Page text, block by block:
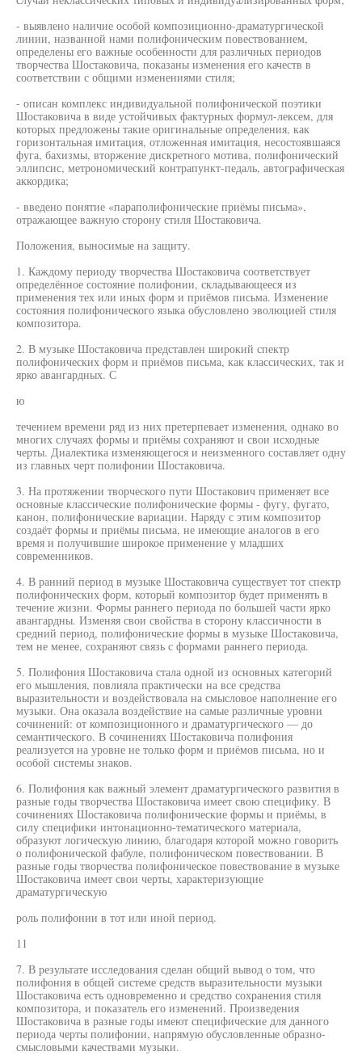
- выявлено наличие особой композиционно-драматургической
линии, названной нами полифоническим повествованием,
определены его важные особенности для различных периодов
творчества Шостаковича, показаны изменения его качеств в
соответствии с общими изменениями стиля;
- описан комплекс индивидуальной полифонической поэтики
Шостаковича в виде устойчивых фактурных формул-лексем, для
которых предложены такие оригинальные определения, как
горизонтальная имитация, отложенная имитация, несостоявшаяся
фуга, бахизмы, вторжение дискретного мотива, полифонический
эллипсис, метрономический контрапункт-педаль, автографическая
аккордика;
- введено понятие «параполифонические приёмы письма»,
отражающее важную сторону стиля Шостаковича.
Положения, выносимые на защиту.
1. Каждому периоду творчества Шостаковича соответствует
определённое состояние полифонии, складывающееся из
применения тех или иных форм и приёмов письма. Изменение
состояния полифонического языка обусловлено эволюцией стиля
композитора.
2. В музыке Шостаковича представлен широкий спектр
полифонических форм и приёмов письма, как классических, так и
ярко авангардных. С
ю
течением времени ряд из них претерпевает изменения, однако во
многих случаях формы и приёмы сохраняют и свои исходные
черты. Диалектика изменяющегося и неизменного составляет одну
из главных черт полифонии Шостаковича.
3. На протяжении творческого пути Шостакович применяет все
основные классические полифонические формы - фугу, фугато,
канон, полифонические вариации. Наряду с этим композитор
создаёт формы и приёмы письма, не имеющие аналогов в его
время и получившие широкое применение у младших
современников.
4. В ранний период в музыке Шостаковича существует тот спектр
полифонических форм, который композитор будет применять в
течение жизни. Формы раннего периода по большей части ярко
авангардны. Изменяя свои свойства в сторону классичности в
средний период, полифонические формы в музыке Шостаковича,
тем не менее, сохраняют связь с формами раннего периода.
5. Полифония Шостаковича стала одной из основных категорий
его мышления, повлияла практически на все средства
выразительности и воздействовала на смысловое наполнение его
музыки. Она оказала воздействие на самые различные уровни
сочинений: от композиционного и драматургического — до
семантического. В сочинениях Шостаковича полифония
реализуется на уровне не только форм и приёмов письма, но и
особой системы знаков.
6. Полифония как важный элемент драматургического развития в
разные годы творчества Шостаковича имеет свою специфику. В
сочинениях Шостаковича полифонические формы и приёмы, в
силу специфики интонационно-тематического материала,
образуют логическую линию, благодаря которой можно говорить
о полифонической фабуле, полифоническом повествовании. В
разные годы творчества полифоническое повествование в музыке
Шостаковича имеет свои черты, характеризующие
драматургическую
роль полифонии в тот или иной период.
11
7. В результате исследования сделан общий вывод о том, что
полифония в общей системе средств выразительности музыки
Шостаковича есть одновременно и средство сохранения стиля
композитора, и показатель его изменений. Произведения
Шостаковича в разные годы имеют специфические для данного
периода черты полифонии, напрямую обусловленные образно-
смысловыми качествами музыки.